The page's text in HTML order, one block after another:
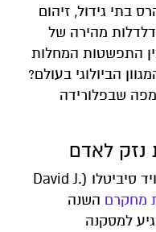
בתי גידול, זיהום
מהירה של
התפשטות המחלות
הביולוגי בעולם?
שבפלורידה
נזק לאדם
צוות החוקרים בראשותו של דיוויד סיביטלו (David J.
מחקרם השנה
למסקנה